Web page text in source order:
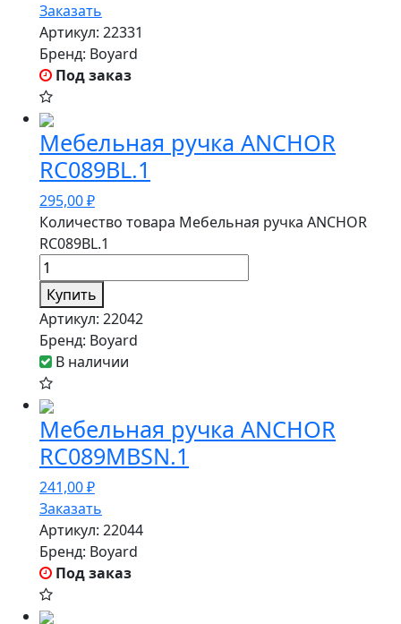
Заказать
Артикул: 22331
Бренд: Boyard
Под заказ
Мебельная ручка ANCHOR
RC089BL.1
295,00₽
Количество товара Мебельная ручка ANCHOR
RC089BL.1
Купить
Артикул: 22042
Бренд: Boyard
В наличии
Мебельная ручка ANCHOR
RC089MBSN.1
241,00₽
Заказать
Артикул: 22044
Бренд: Boyard
Под заказ